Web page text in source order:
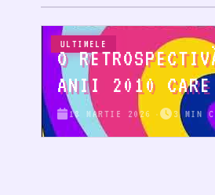
ULTIMELE
O
ANII 2010
18 MARTIE 2026 3 MIN